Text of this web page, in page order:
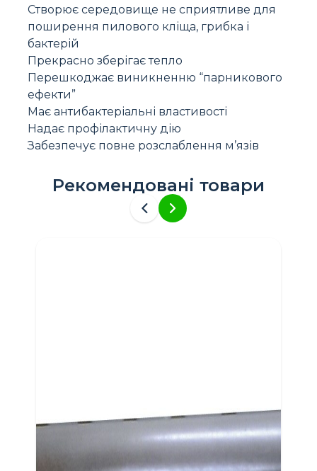
Створює середовище не сприятливе для
поширення пилового кліща, грибка і
бактерій
Прекрасно зберігає тепло
Перешкоджає виникненню “парникового
ефекти”
Має антибактеріальні властивості
Надає профілактичну дію
Забезпечує повне розслаблення м’язів
Рекомендовані товари